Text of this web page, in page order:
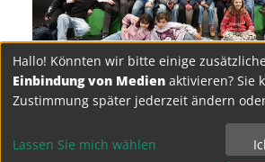
Hallo! Könnten wir bitte einige
Einbindung von Medien aktivieren? Sie
Zustimmung später jederzeit ändern
Lassen Sie mich wählen